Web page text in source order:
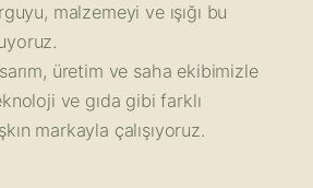
malzemeyi ve ışığı bu
üretim ve saha ekibimizle
ve gıda gibi farklı
markayla çalışıyoruz.